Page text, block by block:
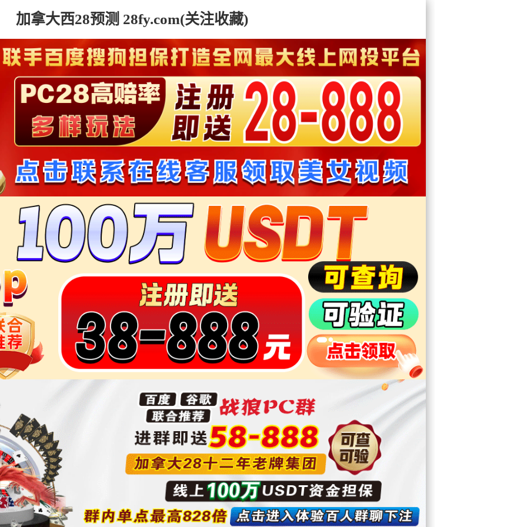
加拿大西28预测 28fy.com(关注收藏)